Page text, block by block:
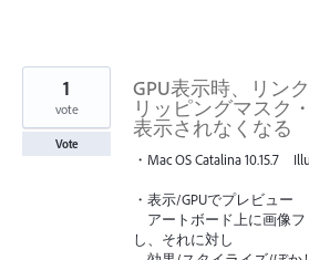
GPU表示時、リン
リッピングマスク
表示されなくなる
・Mac OS Catalina 10.15.7
・表示/GPUでプレビュー
アートボード上に画像
し、それに対し
1
vote
Vote